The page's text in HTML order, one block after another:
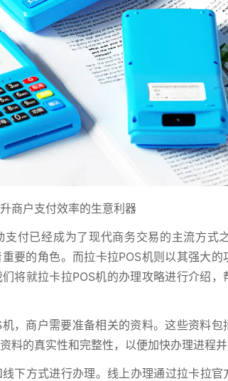
商户支付效率的生意利器
付已经成为了现代商务交易的主流方式
要的角色。而拉卡拉POS机则以其强大
将就拉卡拉POS机的办理攻略进行介绍
，商户需要准备相关的资料。这些资料
料的真实性和完整性，以便加快办理进程并
下方式进行办理。线上办理通过拉卡拉